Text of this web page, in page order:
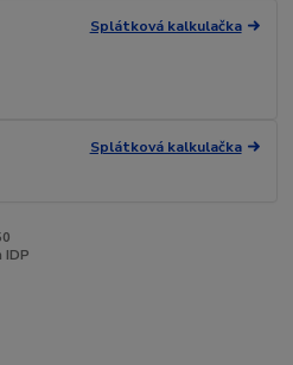
Splátková kalkulačka
Splátková kalkulačka
IDP